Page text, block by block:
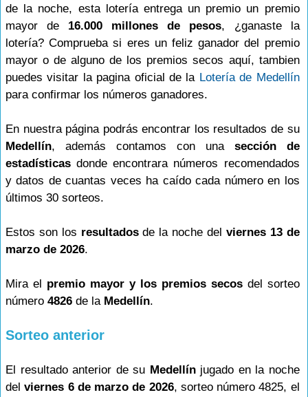
de la noche, esta lotería entrega un premio un premio
mayor de 16.000 millones de pesos, ¿ganaste la
lotería? Comprueba si eres un feliz ganador del premio
mayor o de alguno de los premios secos aquí, tambien
puedes visitar la pagina oficial de la Lotería de Medellín
para confirmar los números ganadores.
En nuestra página podrás encontrar los resultados de su
Medellín, además contamos con una sección de
estadísticas donde encontrara números recomendados
y datos de cuantas veces ha caído cada número en los
últimos 30 sorteos.
Estos son los resultadosde la noche del viernes 13 de
marzo de 2026.
Mira el premio mayor y los premios secosdel sorteo
número 4826 de la Medellín.
Sorteo anterior
El resultado anterior de su Medellínjugado en la noche
delviernes 6 de marzo de 2026, sorteo número 4825, el